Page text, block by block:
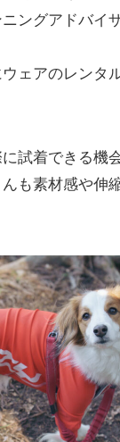
ニングアドバイ
ェアのレンタ
試着できる機
も素材感や伸